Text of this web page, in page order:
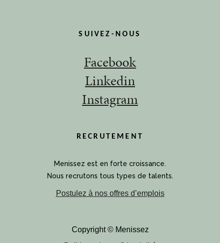
SUIVEZ-NOUS
Facebook
Linkedin
Instagram
RECRUTEMENT
Menissez est en forte croissance.
Nous recrutons tous types de talents.
Postulez à nos offres d’emplois
Copyright © Menissez